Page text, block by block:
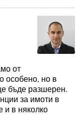
от
особено, но в
бъде разшерен.
за имоти в
и в няколко